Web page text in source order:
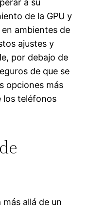
a su
de la GPU y
ambientes de
ajustes y
por debajo de
de que se
opciones más
los teléfonos
allá de un